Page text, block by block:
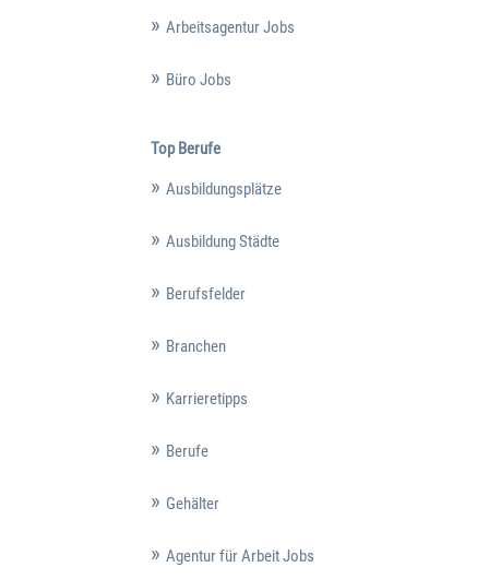
Arbeitsagentur Jobs
Büro Jobs
Top Berufe
Ausbildungsplätze
Ausbildung Städte
Berufsfelder
Branchen
Karrieretipps
Berufe
Gehälter
Agentur für Arbeit Jobs